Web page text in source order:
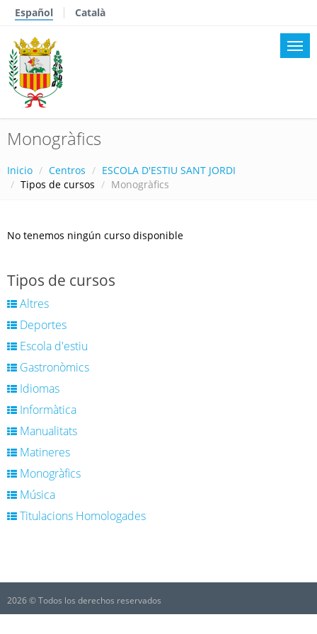
Español Català
Monogràfics
Inicio Centros
ESCOLA D'ESTIU SANT JORDI
Tipos de cursos
Monogràfics
No tenemos ningún curso disponible
Tipos de cursos
Altres
Deportes
Escola d'estiu
Gastronòmics
Idiomas
Informàtica
Manualitats
Matineres
Monogràfics
Música
Titulacions Homologades
2026 © Todos los derechos reservados